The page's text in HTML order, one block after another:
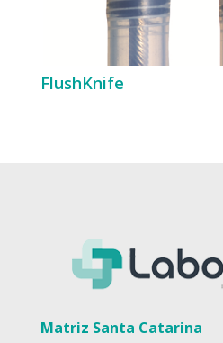
FlushKnife
Matriz Santa Catarina